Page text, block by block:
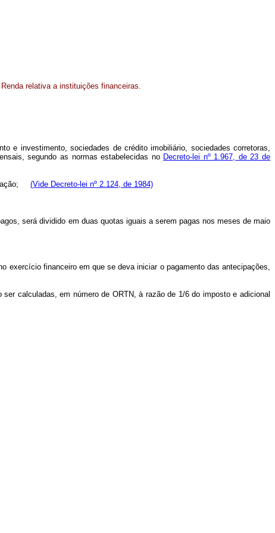
relativa a instituições financeiras.
e investimento, sociedades de crédito imobiliário, sociedades corretoras,
segundo as normas estabelecidas no Decreto-lei nº 1.967, de 23 de
(Vide Decreto-lei nº 2.124, de 1984)
será dividido em duas quotas iguais a serem pagas nos meses de maio
financeiro em que se deva iniciar o pagamento das antecipações,
calculadas, em número de ORTN, à razão de 1/6 do imposto e adicional